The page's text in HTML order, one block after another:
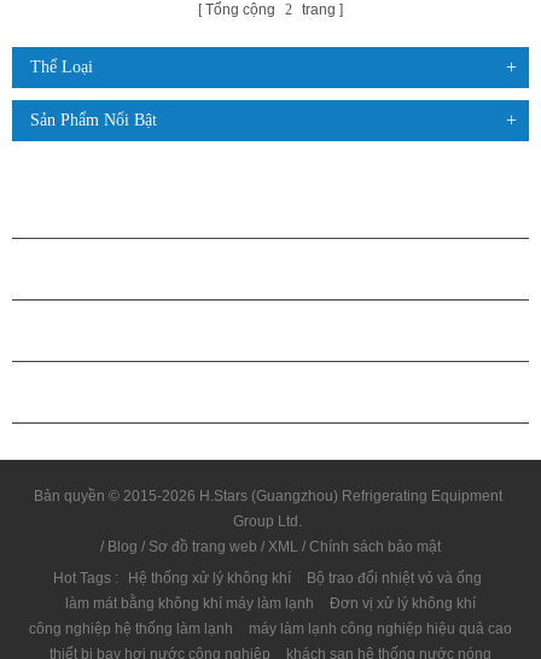
Tổng cộng 2 trang
Thể Loại
Sản Phẩm Nổi Bật
Bản quyền © 2015-2026 H.Stars (Guangzhou) Refrigerating Equipment
Group Ltd.
/ Blog / Sơ đồ trang web / XML / Chính sách bảo mật
Hot Tags :
Hệ thống xử lý không khí
Bộ trao đổi nhiệt vỏ và ống
làm mát bằng không khí máy làm lạnh
Đơn vị xử lý không khí
công nghiệp hệ thống làm lạnh
máy làm lạnh công nghiệp hiệu quả cao
thiết bị bay hơi nước công nghiệp
khách sạn hệ thống nước nóng